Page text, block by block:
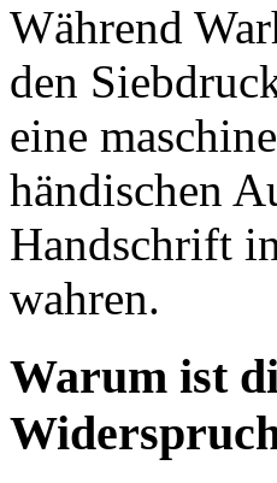
Während
den
eine
händischen
Handschrift
wahren.
Warum ist